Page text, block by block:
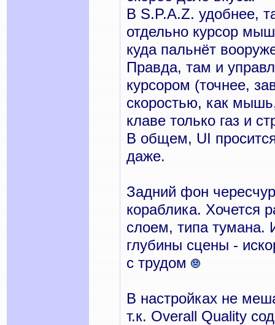
В S.P.A.Z. удобнее,
отдельно курсор
куда пальнёт
Правда, там и
курсором (точнее,
скоростью, как
клаве только газ и
В общем, UI
даже.
Задний фон
кораблика. Хочется
слоем, типа тумана.
глубины сцены -
с трудом
В настройках не
т.к. Overall Quality